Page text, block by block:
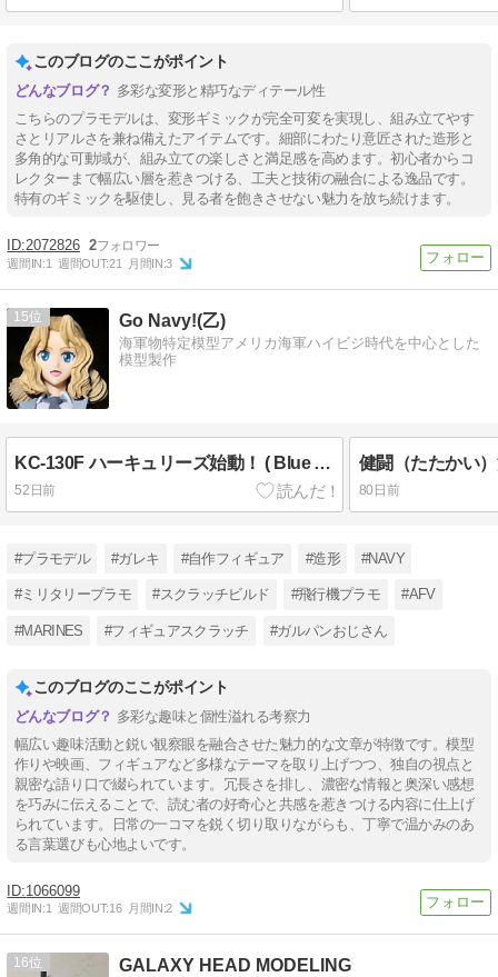
このブログのここがポイント
多彩な変形と精巧なディテール性
こちらのプラモデルは、変形ギミックが完全可変を実現し、組み立てやす
さとリアルさを兼ね備えたアイテムです。細部にわたり意匠された造形と
多角的な可動域が、組み立ての楽しさと満足感を高めます。初心者からコ
レクターまで幅広い層を惹きつける、工夫と技術の融合による逸品です。
特有のギミックを駆使し、見る者を飽きさせない魅力を放ち続けます。
2072826 2
週間IN:1 週間OUT:21 月間IN:3
15 Go Navy!(乙)
海軍物特定模型アメリカ海軍ハイビジ時代を中心とした
模型製作
KC-130F ハーキュリーズ始動！ ( Blue Angels ver. イタレリ 1/72 その1)
52日前 80日前
#プラモデル #ガレキ #自作フィギュア #造形 #NAVY
#ミリタリープラモ #スクラッチビルド #飛行機プラモ #AFV
#MARINES #フィギュアスクラッチ #ガルパンおじさん
このブログのここがポイント
多彩な趣味と個性溢れる考察力
幅広い趣味活動と鋭い観察眼を融合させた魅力的な文章が特徴です。模型
作りや映画、フィギュアなど多様なテーマを取り上げつつ、独自の視点と
親密な語り口で綴られています。冗長さを排し、濃密な情報と奥深い感想
を巧みに伝えることで、読む者の好奇心と共感を惹きつける内容に仕上げ
られています。日常の一コマを鋭く切り取りながらも、丁寧で温かみのあ
る言葉選びも心地よいです。
1066099
週間IN:1 週間OUT:16 月間IN:2
16 GALAXY HEAD MODELING